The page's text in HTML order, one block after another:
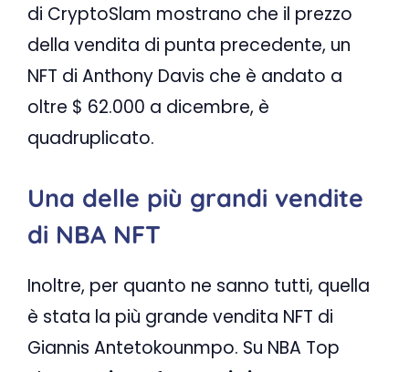
di CryptoSlam mostrano che il prezzo
della vendita di punta precedente, un
NFT di Anthony Davis che è andato a
oltre $ 62.000 a dicembre, è
quadruplicato.
Una delle più grandi vendite
di NBA NFT
Inoltre, per quanto ne sanno tutti, quella
è stata la più grande vendita NFT di
Giannis Antetokounmpo. Su NBA Top